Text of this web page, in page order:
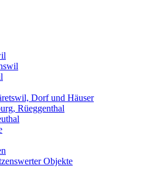
Dorf und Häuser
Rüeggenthal
Objekte